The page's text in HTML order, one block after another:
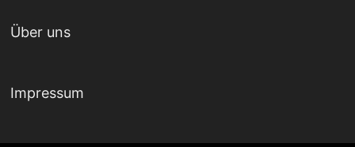
Über uns
Impressum